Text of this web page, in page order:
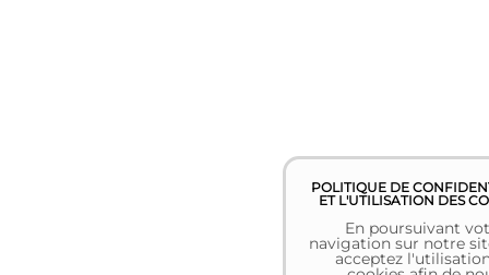
POLITIQUE DE
ET L'UTILISATION DES
En poursuivant
navigation sur notre
acceptez